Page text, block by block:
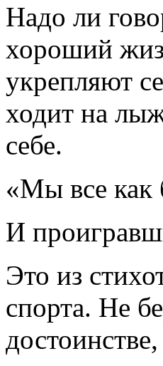
Надо ли
хороший
укрепляют
ходит на
себе.
«Мы все как
И
Это из
спорта. Не